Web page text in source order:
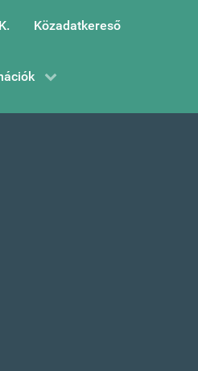
Közadatkereső